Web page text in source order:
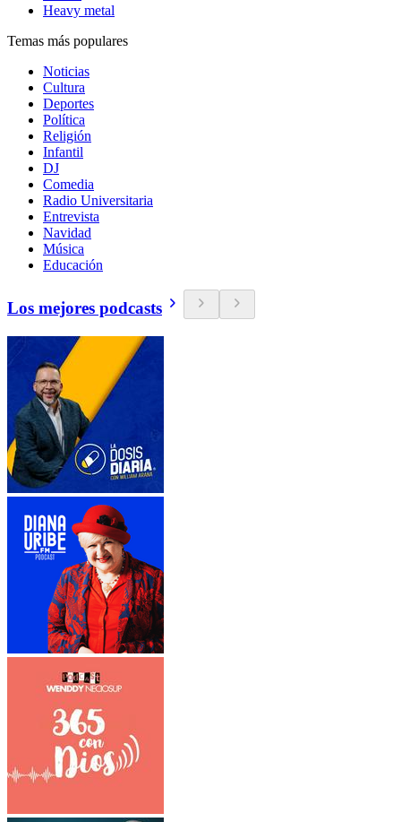
Heavy metal
Temas más populares
Noticias
Cultura
Deportes
Política
Religión
Infantil
DJ
Comedia
Radio Universitaria
Entrevista
Navidad
Música
Educación
Los mejores podcasts